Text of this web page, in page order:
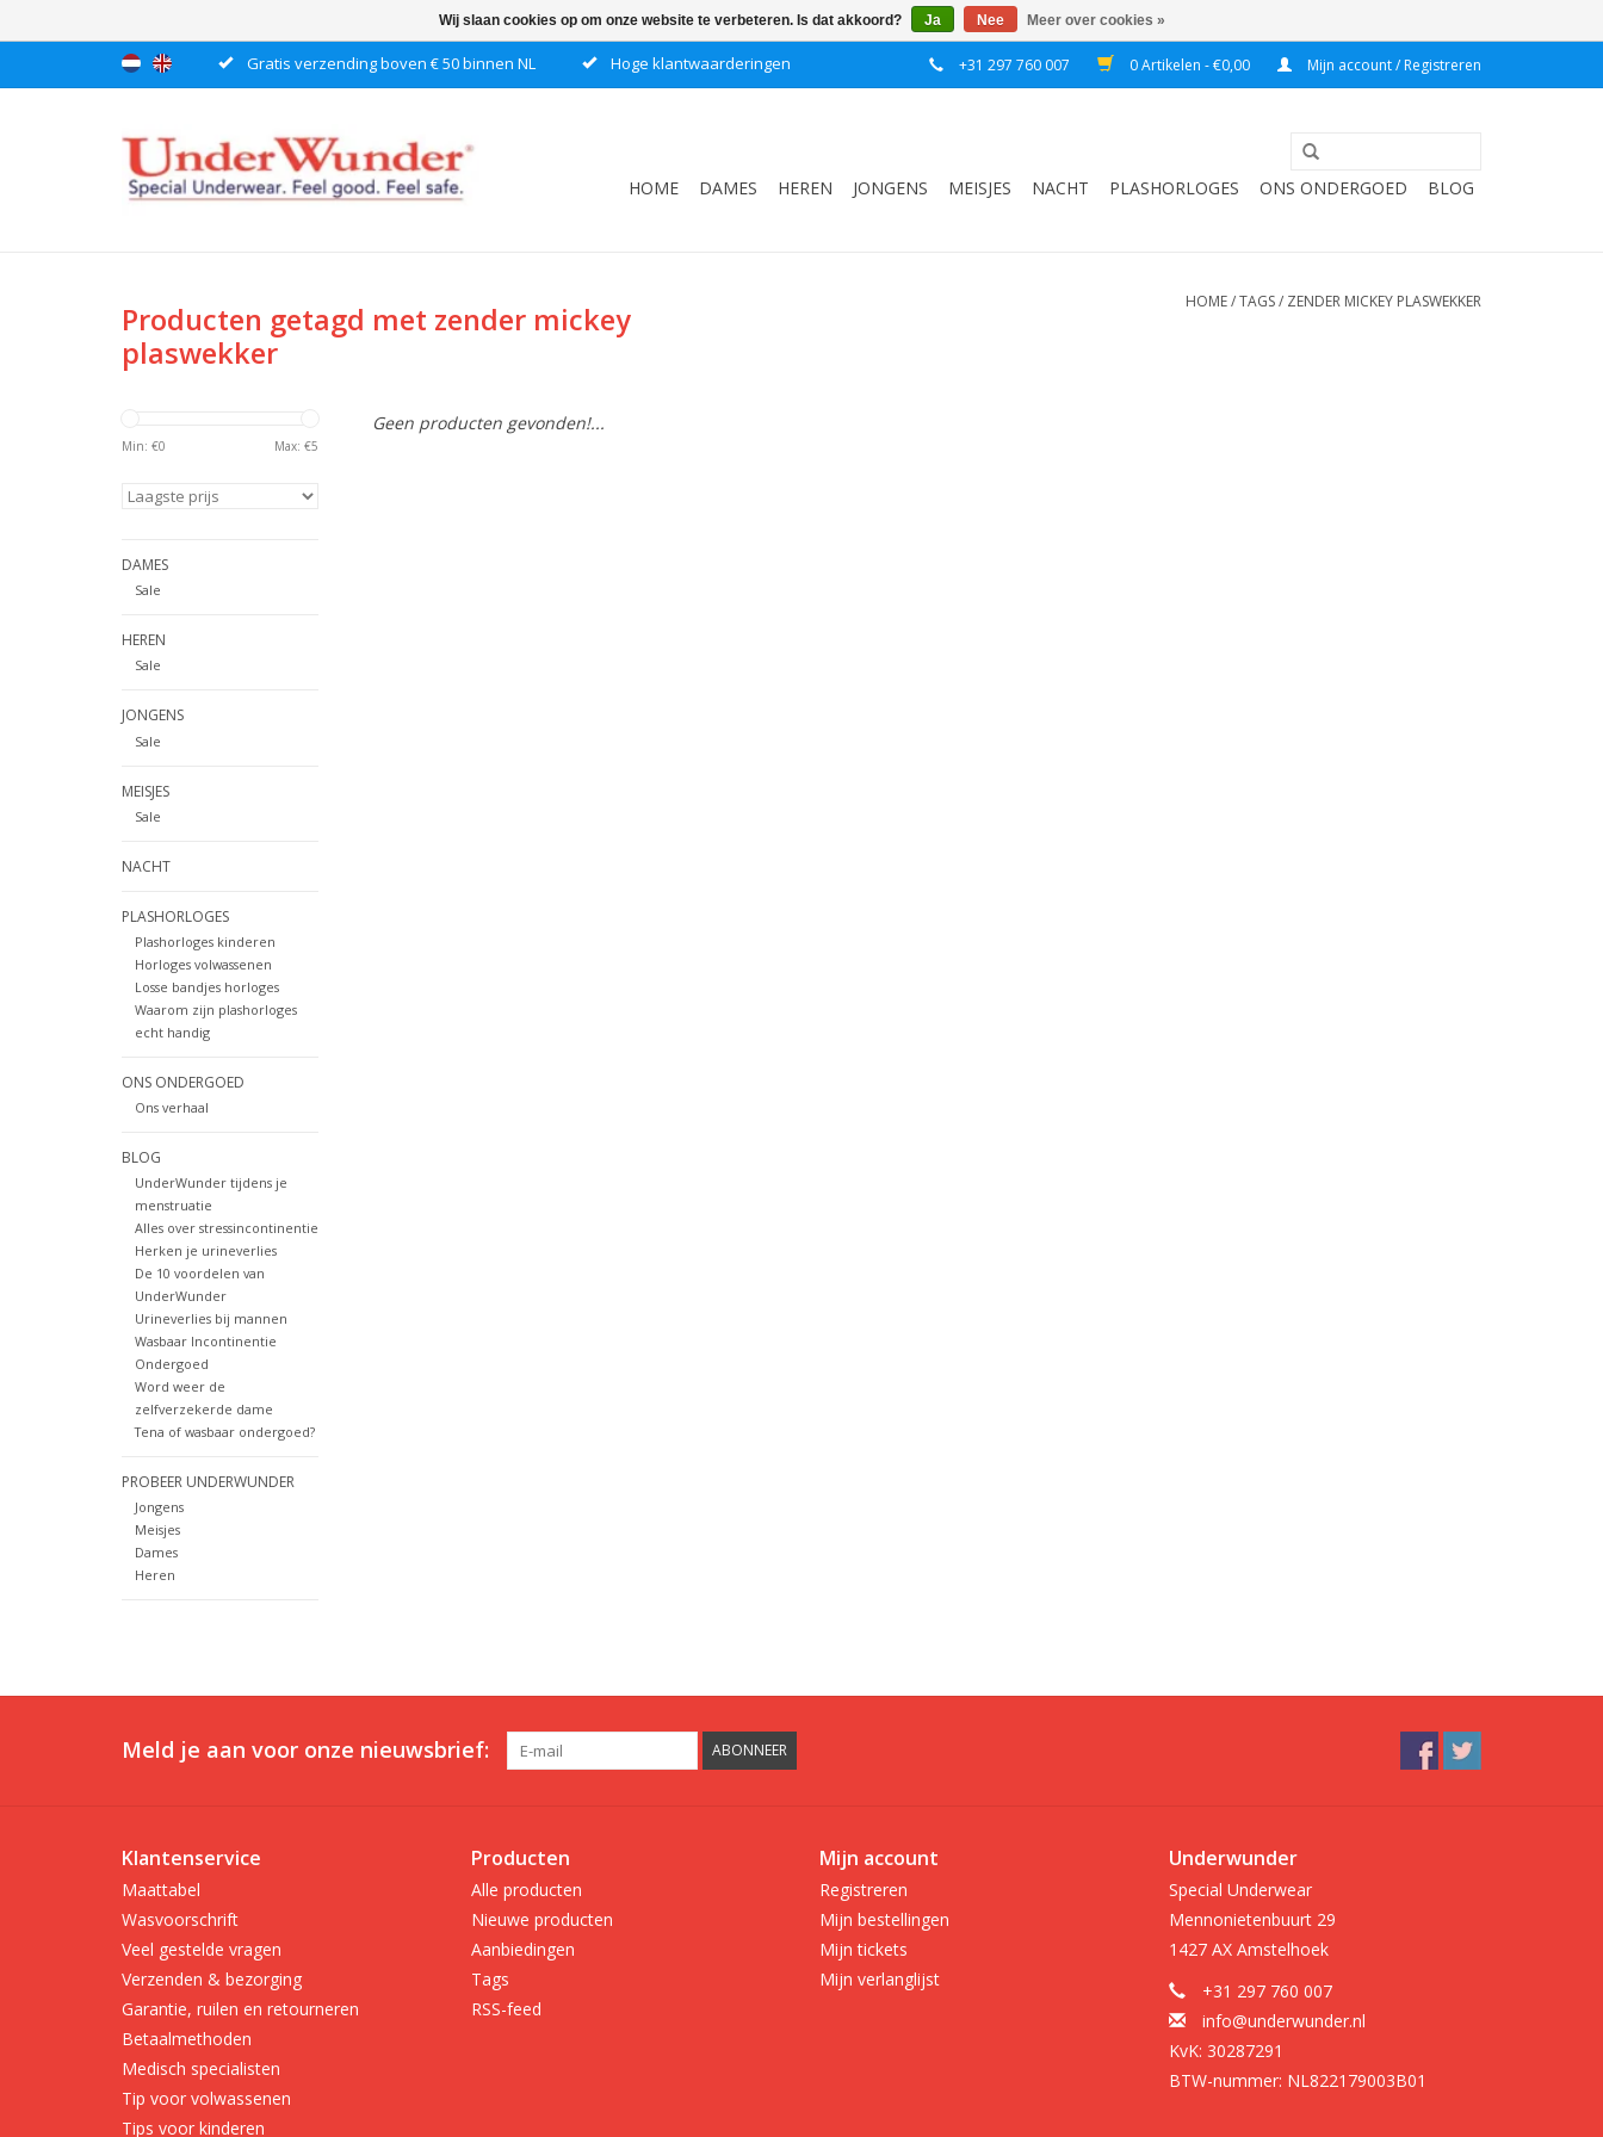
Gratis verzending boven € 50 binnen NL Hoge klantwaarderingen +31 297 760 007 0 Artikelen - €0,00 Mijn account / Registreren
HOME DAMES HEREN JONGENS MEISJES NACHT PLASHORLOGES ONS ONDERGOED BLOG
Producten getagd met zender mickey
plaswekker
HOME/TAGS/ ZENDER MICKEY PLASWEKKER
Min: €0 Max: €5
DAMES
Sale
HEREN
Sale
JONGENS
Sale
MEISJES
Sale
NACHT
PLASHORLOGES
Plashorloges kinderen
Horloges volwassenen
Losse bandjes horloges
Waarom zijn plashorloges
echt handig
ONS ONDERGOED
Ons verhaal
BLOG
UnderWunder tijdens je
menstruatie
Alles over stressincontinentie
Herken je urineverlies
De 10 voordelen van
UnderWunder
Urineverlies bij mannen
Wasbaar Incontinentie
Ondergoed
Word weer de
zelfverzekerde dame
Tena of wasbaar ondergoed?
PROBEER UNDERWUNDER
Jongens
Meisjes
Dames
Heren
Geen producten gevonden!...
Meld je aan voor onze nieuwsbrief: ABONNEER
Klantenservice
Maattabel
Wasvoorschrift
Veel gestelde vragen
Verzenden & bezorging
Garantie, ruilen en retourneren
Betaalmethoden
Medisch specialisten
Tip voor volwassenen
Tips voor kinderen
Producten
Alle producten
Nieuwe producten
Aanbiedingen
Tags
RSS-feed
Mijn account
Registreren
Mijn bestellingen
Mijn tickets
Mijn verlanglijst
Underwunder
Special Underwear
Mennonietenbuurt 29
1427 AX Amstelhoek
+31 297 760 007
info@underwunder.nl
KvK: 30287291
BTW-nummer: NL822179003B01
Wij slaan cookies op om onze website te verbeteren. Is dat akkoord? Ja Nee Meer over cookies »